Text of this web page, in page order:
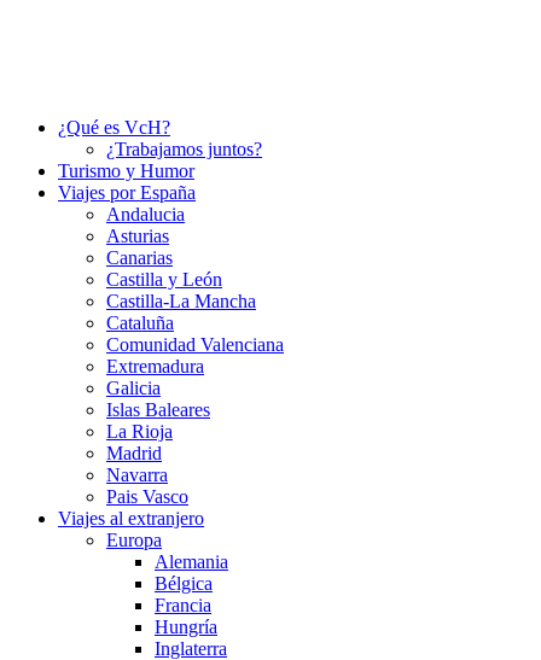
¿Qué es VcH?
¿Trabajamos juntos?
Turismo y Humor
Viajes por España
Andalucia
Asturias
Canarias
Castilla y León
Castilla-La Mancha
Cataluña
Comunidad Valenciana
Extremadura
Galicia
Islas Baleares
La Rioja
Madrid
Navarra
Pais Vasco
Viajes al extranjero
Europa
Alemania
Bélgica
Francia
Hungría
Inglaterra